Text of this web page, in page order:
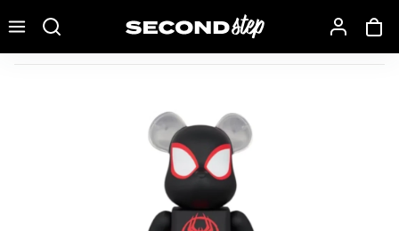
Bearbrick Spider-Man (Miles Morales) 400%